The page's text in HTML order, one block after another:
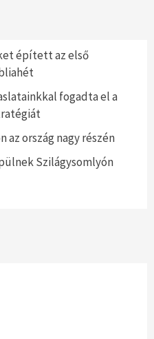
épített az első
fogadta el a
ország nagy részén
Szilágysomlyón